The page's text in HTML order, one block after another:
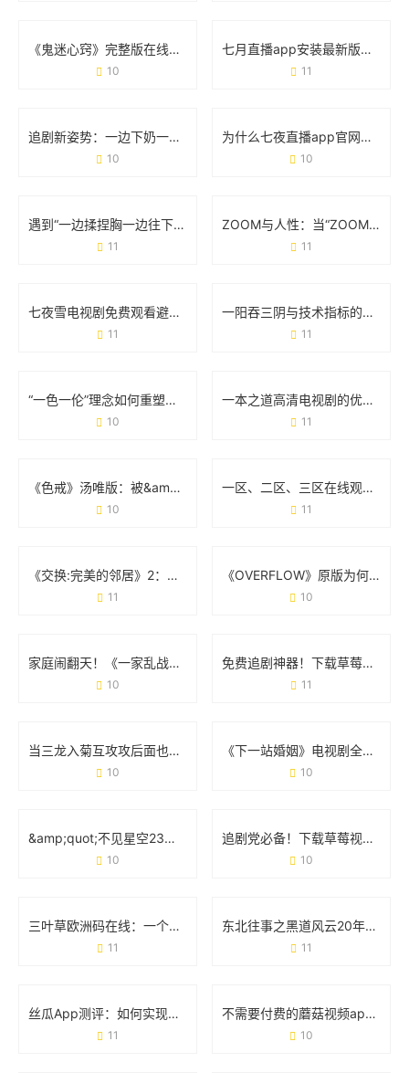
《鬼迷心窍》完整版在线观看：悬疑背后的情感与人性的较量
10
七月直播app安装最新版视频：手把手教你体验升级亮点
11
追剧新姿势：一边下奶一边吃零食敷面膜的电视剧魔力
10
为什么七夜直播app官网能成为年轻人手机里的新宠？
10
遇到“一边揉捏胸一边往下摸怎么办”？这些实用建议必须收藏
11
ZOOM与人性：当“ZOOM情”成为日常的生存法则
11
七夜雪电视剧免费观看避坑指南：这5个方法让你追剧不花冤枉钱
11
一阳吞三阴与技术指标的关系：看懂这个信号，你就赢了半个市场
11
“一色一伦”理念如何重塑一区二区三区发展格局？
10
一本之道高清电视剧的优点：为什么它成了你的追剧首选？
11
《色戒》汤唯版：被&amp;quot;无删减&amp;quot;改变的电影命运
10
一区、二区、三区在线观看：你的选择真的适合自己吗？
11
《交换:完美的邻居》2：当「身份互换」撞上「鸡毛蒜皮」
11
《OVERFLOW》原版为何让人念念不忘？从争议到经典的真相
10
家庭闹翻天！《一家乱战第07集》剧情亮点全梳理
10
免费追剧神器！下载草莓视频APP的正确方式与避坑指南
11
当三龙入菊互攻攻后面也有：一场网络热梗的狂欢与边界讨论
10
《下一站婚姻》电视剧全集免费观看：都市情感剧的正确打开方式
10
&amp;quot;不见星空23部在线播放&amp;quot;：一场打破常规的视觉实验
10
追剧党必备！下载草莓视频APP免费无限观看版实测体验
10
三叶草欧洲码在线：一个工具如何改变跨境购物体验
11
东北往事之黑道风云20年：一部江湖浮世绘，藏着多少人的青春与血性
11
丝瓜App测评：如何实现无限播放的追剧自由？
11
不需要付费的蘑菇视频app：如何用一款免费工具解锁你的观影自由
10